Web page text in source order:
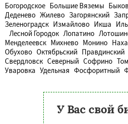
Богородское Большие Вяземы
Деденево Жилево Загорянский
Зеленоградск Измайлово Икша
Лесной Городок Лопатино
Менделеевск Михнево Монино
Обухово Октябрьский Правдинский
Свердловск Северный Софрино
Уваровка Удельная Фосфоритный
У Вас свой